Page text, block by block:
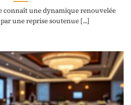
connaît une dynamique renouvelée
une reprise soutenue [...]